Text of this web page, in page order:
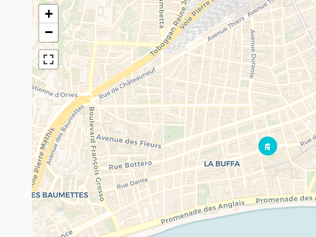
+
−